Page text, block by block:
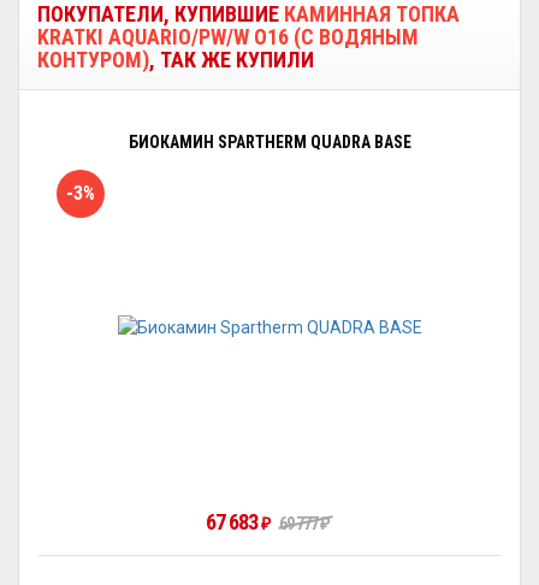
ПОКУПАТЕЛИ, КУПИВШИЕ КАМИННАЯ ТОПКА
KRATKI AQUARIO/PW/W O16 (С ВОДЯНЫМ
КОНТУРОМ), ТАК ЖЕ КУПИЛИ
БИОКАМИН SPARTHERM QUADRA BASE
-3%
67 683 ₽ 69 777₽